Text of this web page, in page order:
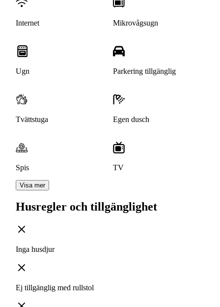
Internet Mikrovågsugn
Ugn Parkering tillgänglig
Tvättstuga Egen dusch
Spis TV
Visa mer
Husregler och tillgänglighet
Inga husdjur
Ej tillgänglig med rullstol